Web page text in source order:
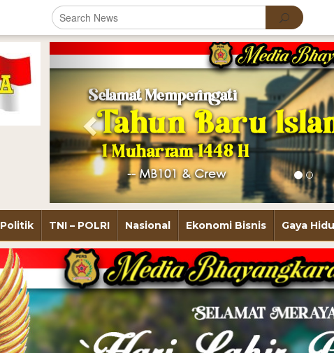
Previous
Politik TNI – POLRI Nasional Ekonomi Bisnis Gaya